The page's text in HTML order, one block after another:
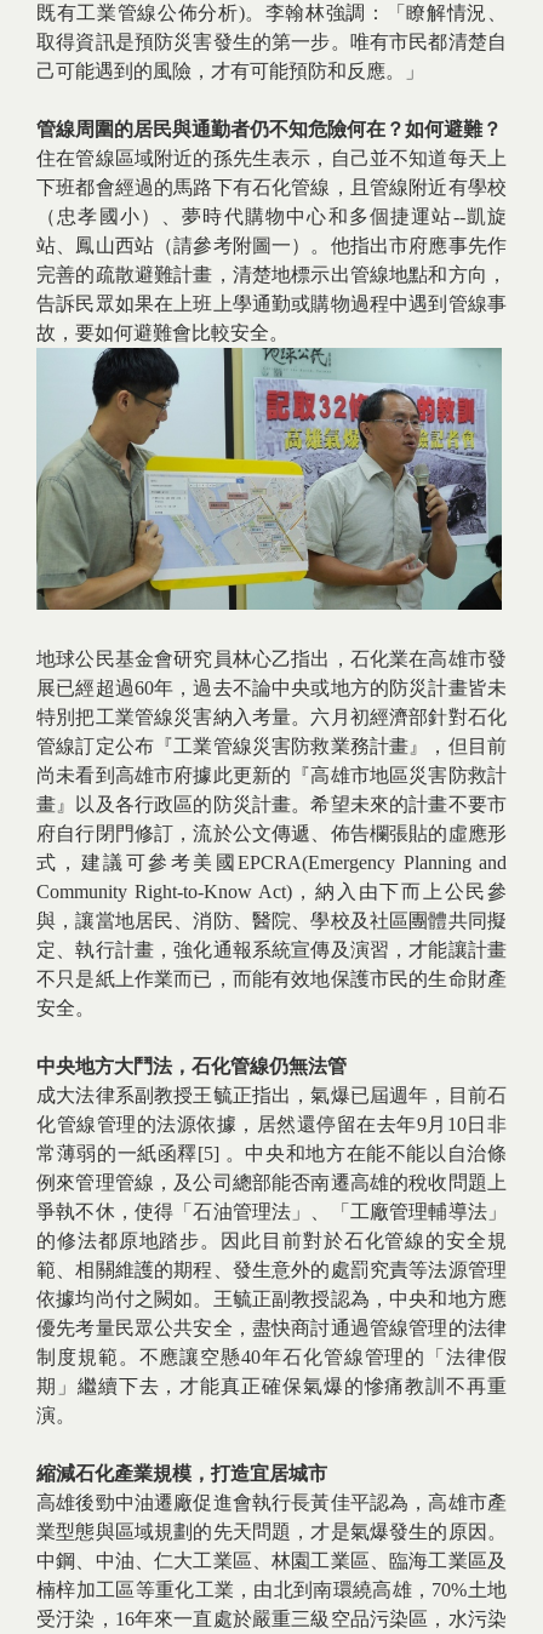
既有工業管線公佈分析)。李翰林強調：「瞭解情況、
取得資訊是預防災害發生的第一步。唯有市民都清楚自
己可能遇到的風險，才有可能預防和反應。」
管線周圍的居民與通勤者仍不知危險何在？如何避難？
住在管線區域附近的孫先生表示，自己並不知道每天上
下班都會經過的馬路下有石化管線，且管線附近有學校
（忠孝國小）、夢時代購物中心和多個捷運站--凱旋
站、鳳山西站（請參考附圖一）。他指出市府應事先作
完善的疏散避難計畫，清楚地標示出管線地點和方向，
告訴民眾如果在上班上學通勤或購物過程中遇到管線事
故，要如何避難會比較安全。
地球公民基金會研究員林心乙指出，石化業在高雄市發
展已經超過60年，過去不論中央或地方的防災計畫皆未
特別把工業管線災害納入考量。六月初經濟部針對石化
管線訂定公布『工業管線災害防救業務計畫』，但目前
尚未看到高雄市府據此更新的『高雄市地區災害防救計
畫』以及各行政區的防災計畫。希望未來的計畫不要市
府自行閉門修訂，流於公文傳遞、佈告欄張貼的虛應形
式，建議可參考美國EPCRA(Emergency Planning and
Community Right-to-Know Act)，納入由下而上公民參
與，讓當地居民、消防、醫院、學校及社區團體共同擬
定、執行計畫，強化通報系統宣傳及演習，才能讓計畫
不只是紙上作業而已，而能有效地保護市民的生命財產
安全。
中央地方大鬥法，石化管線仍無法管
成大法律系副教授王毓正指出，氣爆已屆週年，目前石
化管線管理的法源依據，居然還停留在去年9月10日非
常薄弱的一紙函釋[5] 。中央和地方在能不能以自治條
例來管理管線，及公司總部能否南遷高雄的稅收問題上
爭執不休，使得「石油管理法」、「工廠管理輔導法」
的修法都原地踏步。因此目前對於石化管線的安全規
範、相關維護的期程、發生意外的處罰究責等法源管理
依據均尚付之闕如。王毓正副教授認為，中央和地方應
優先考量民眾公共安全，盡快商討通過管線管理的法律
制度規範。不應讓空懸40年石化管線管理的「法律假
期」繼續下去，才能真正確保氣爆的慘痛教訓不再重
演。
縮減石化產業規模，打造宜居城市
高雄後勁中油遷廠促進會執行長黃佳平認為，高雄市產
業型態與區域規劃的先天問題，才是氣爆發生的原因。
中鋼、中油、仁大工業區、林園工業區、臨海工業區及
楠梓加工區等重化工業，由北到南環繞高雄，70%土地
受汙染，16年來一直處於嚴重三級空品污染區，水污染